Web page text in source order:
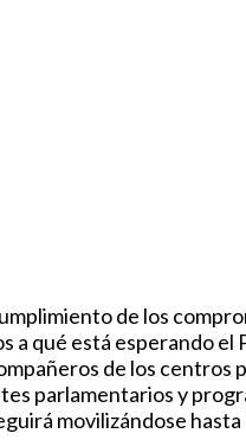
de los
a qué está esperando
de los
parlamentarios y
movilizándose